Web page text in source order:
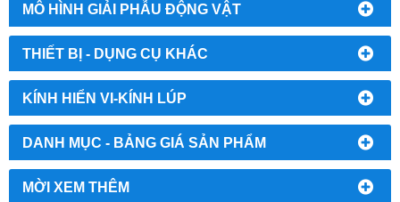
MÔ HÌNH GIẢI PHẪU ĐỘNG VẬT
THIẾT BỊ - DỤNG CỤ KHÁC
KÍNH HIỂN VI-KÍNH LÚP
DANH MỤC - BẢNG GIÁ SẢN PHẨM
MỜI XEM THÊM